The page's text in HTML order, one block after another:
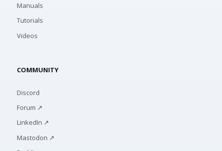
Manuals
Tutorials
Videos
COMMUNITY
Discord
Forum ↗
LinkedIn ↗
Mastodon ↗